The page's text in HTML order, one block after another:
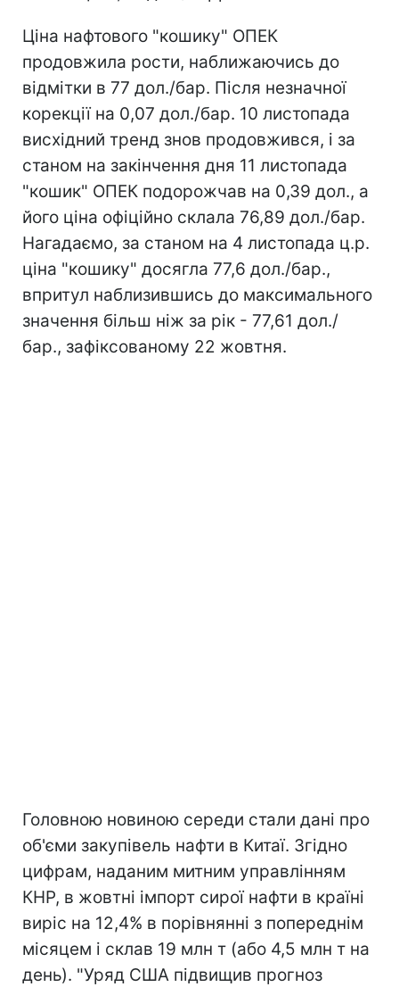
Ціна нафтового "кошику" ОПЕК
продовжила рости, наближаючись до
відмітки в 77 дол./бар. Після незначної
корекції на 0,07 дол./бар. 10 листопада
висхідний тренд знов продовжився, і за
станом на закінчення дня 11 листопада
"кошик" ОПЕК подорожчав на 0,39 дол., а
його ціна офіційно склала 76,89 дол./бар.
Нагадаємо, за станом на 4 листопада ц.р.
ціна "кошику" досягла 77,6 дол./бар.,
впритул наблизившись до максимального
значення більш ніж за рік - 77,61 дол./
бар., зафіксованому 22 жовтня.
Головною новиною середи стали дані про
об'єми закупівель нафти в Китаї. Згідно
цифрам, наданим митним управлінням
КНР, в жовтні імпорт сирої нафти в країні
виріс на 12,4% в порівнянні з попереднім
місяцем і склав 19 млн т (або 4,5 млн т на
день). "Уряд США підвищив прогноз